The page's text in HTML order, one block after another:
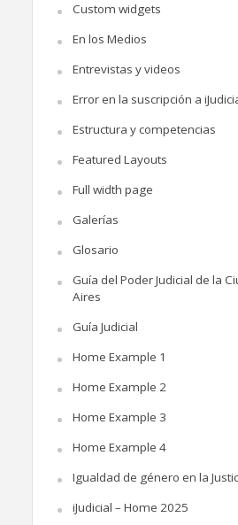
Custom widgets
En los Medios
Entrevistas y videos
Error en la suscripción a
Estructura y competencias
Featured Layouts
Full width page
Galerías
Glosario
Guía del Poder Judicial de la
Aires
Guía Judicial
Home Example 1
Home Example 2
Home Example 3
Home Example 4
Igualdad de género en la
iJudicial – Home 2025